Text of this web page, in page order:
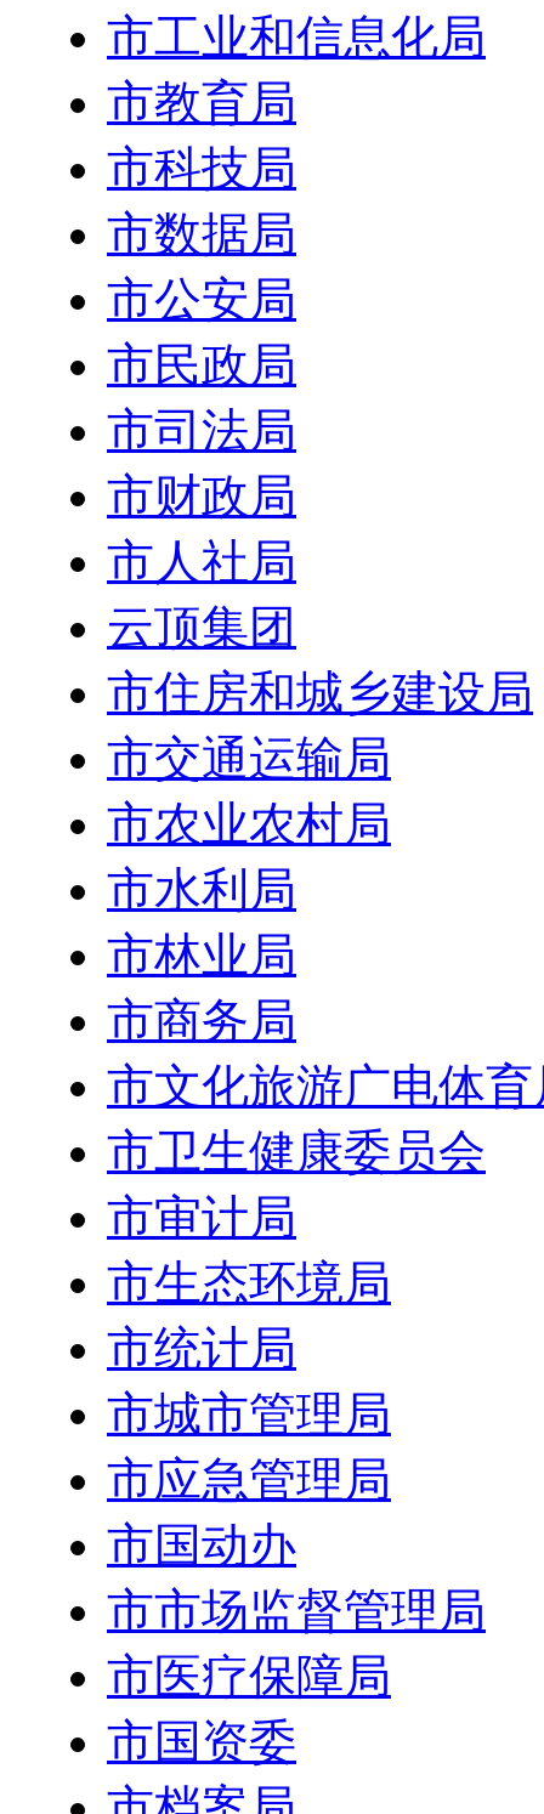
市工业和信息化局
市教育局
市科技局
市数据局
市公安局
市民政局
市司法局
市财政局
市人社局
云顶集团
市住房和城乡建设局
市交通运输局
市农业农村局
市水利局
市林业局
市商务局
市文化旅游广电体育
市卫生健康委员会
市审计局
市生态环境局
市统计局
市城市管理局
市应急管理局
市国动办
市市场监督管理局
市医疗保障局
市国资委